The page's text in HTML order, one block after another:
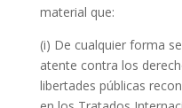
material que:
(i) De cualquier forma
atente contra los
libertades públicas